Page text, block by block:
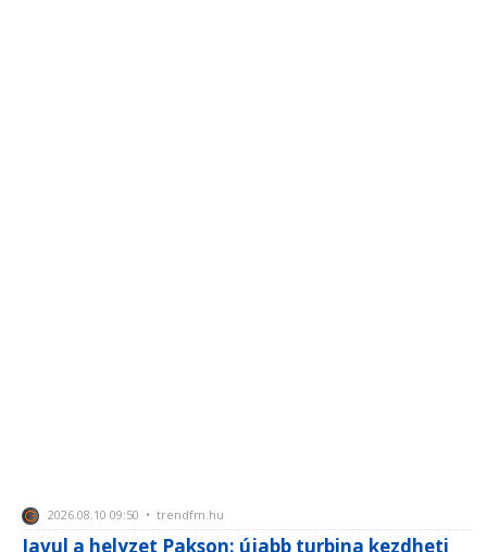
2026.08.10 09:50 • trendfm.hu
Javul a helyzet Pakson: újabb turbina kezdheti